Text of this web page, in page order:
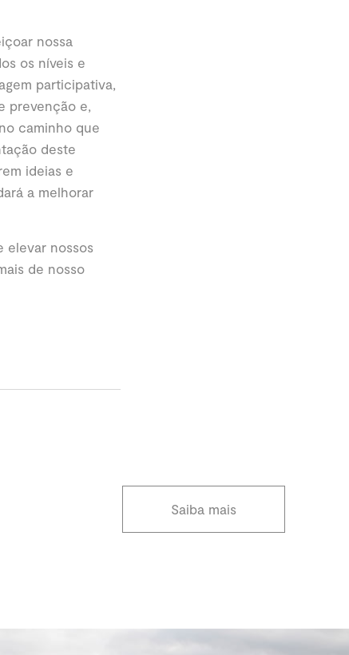
nossa
os níveis e
participativa,
prevenção e,
caminho que
deste
ideias e
a melhorar
elevar nossos
de nosso
Saiba mais